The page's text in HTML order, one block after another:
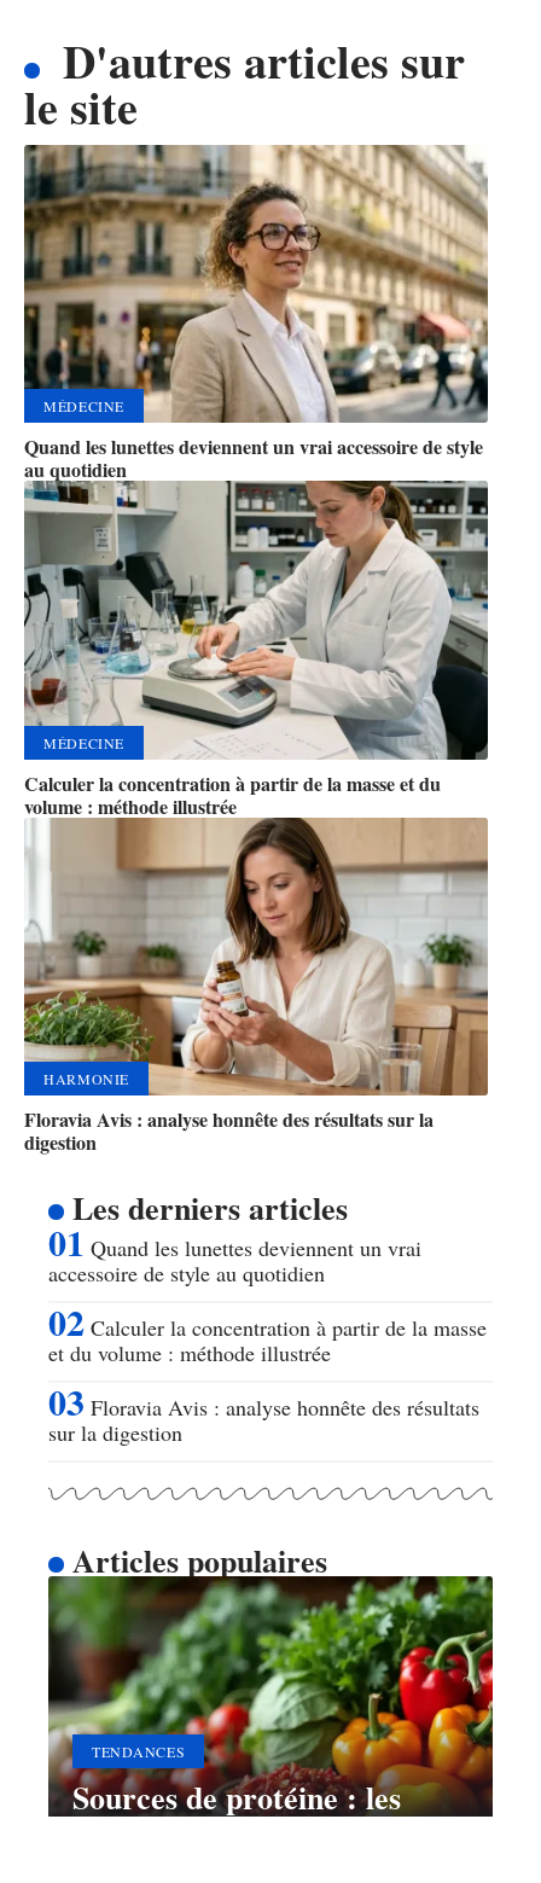
D'autres articles sur
le site
MÉDECINE
Quand les lunettes deviennent un vrai accessoire de style
au quotidien
MÉDECINE
Calculer la concentration à partir de la masse et du
volume : méthode illustrée
HARMONIE
Floravia Avis : analyse honnête des résultats sur la
digestion
Les derniers articles
Quand les lunettes deviennent un vrai
accessoire de style au quotidien
Calculer la concentration à partir de la masse
et du volume : méthode illustrée
Floravia Avis : analyse honnête des résultats
sur la digestion
Articles populaires
TENDANCES
Sources de protéine : les
meilleurs endroits pour en